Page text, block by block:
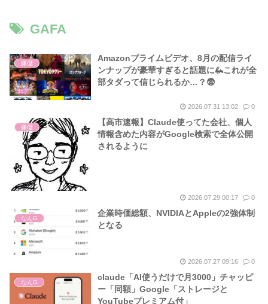
GAFA
嫌儲
Amazonプライムビデオ、8月の配信ライ
ンナップが豪華すぎると話題に🦗これが全
部タダって信じられるか…？😨
2026.07.31 13:02 0
嫌儲
【高市速報】Claude使ってた会社、個人
情報含めた内容がGoogle検索で全体公開
されるように
2026.07.29 00:17 0
なんG
企業時価総額、NVIDIAとAppleの2強体制
となる
2026.07.27 09:16 0
なんG
claude「AI使うだけで月3000」チャッピ
ー「同額」Google「ストレージと
YouTubeプレミアム付」